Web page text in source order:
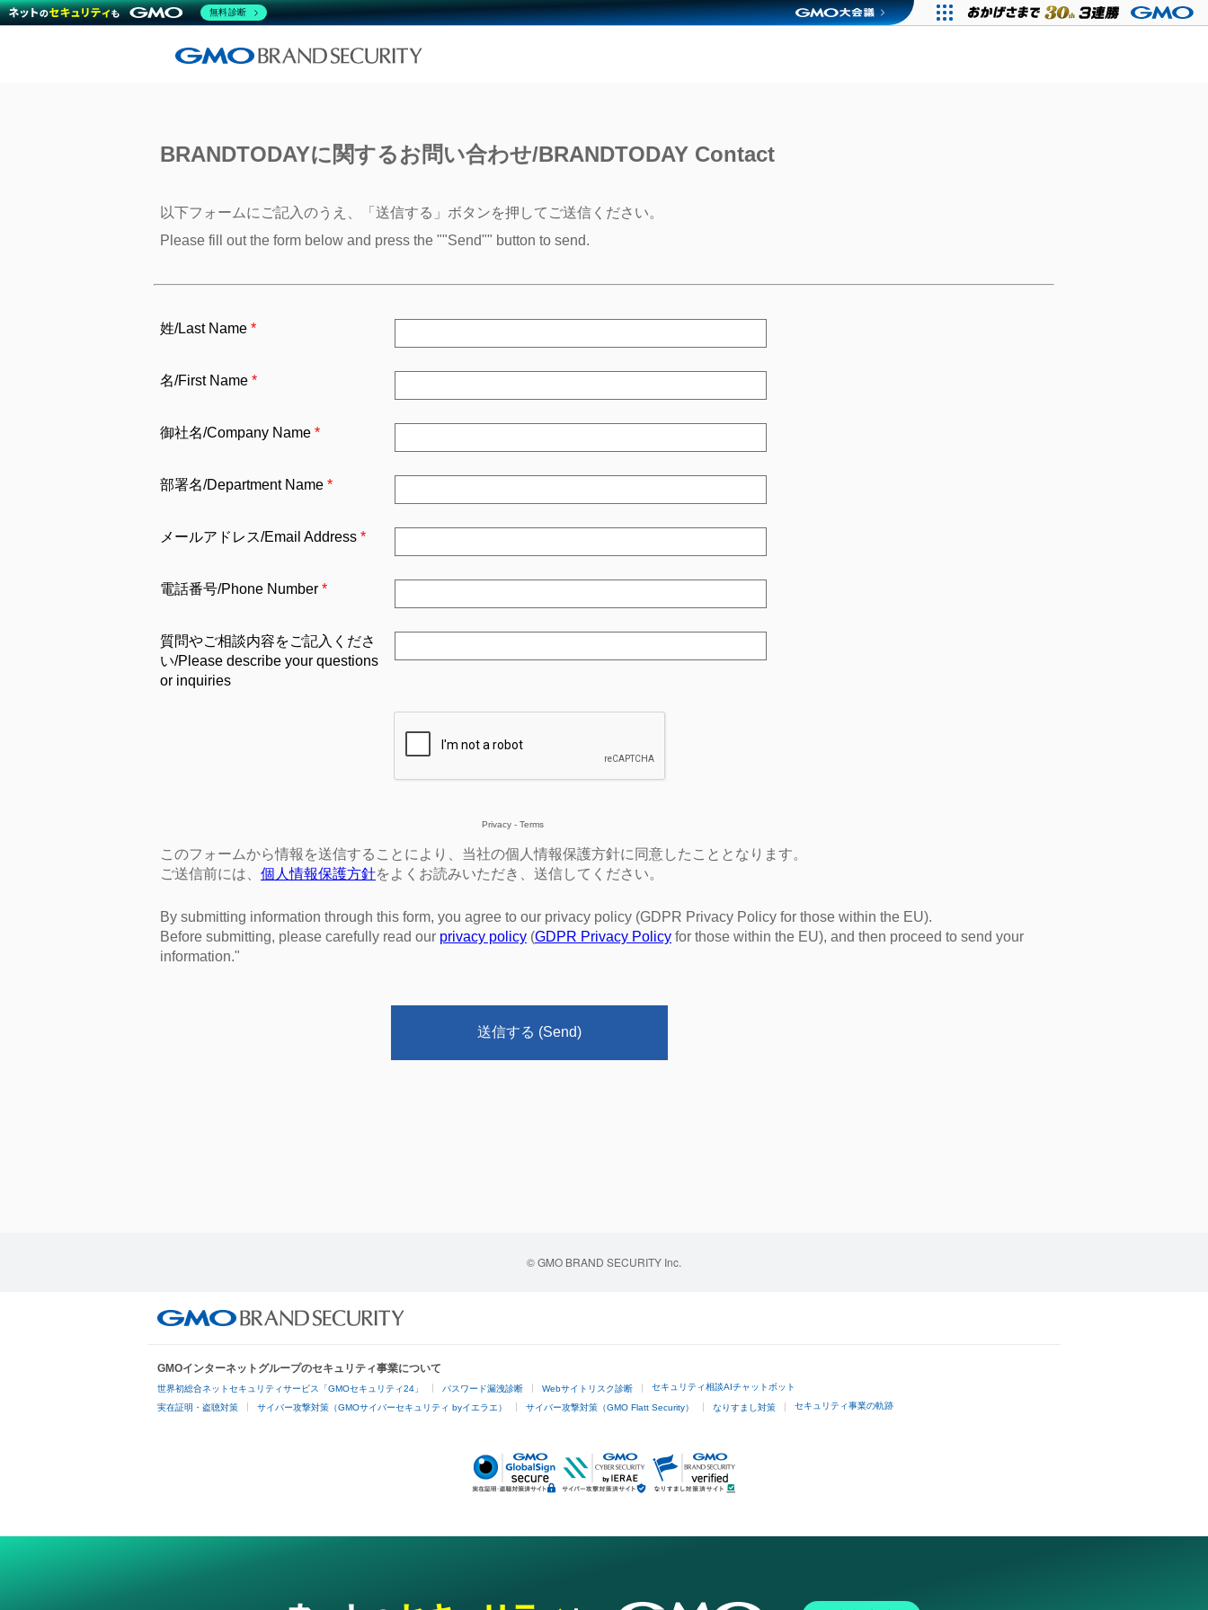
BRANDTODAYに関するお問い合わせ/BRANDTODAY Contact
以下フォームにご記入のうえ、「送信する」ボタンを押してご送信ください。
Please fill out the form below and press the ""Send"" button to send.
姓/Last Name
名/First Name
御社名/Company Name
部署名/Department Name
メールアドレス/Email Address
電話番号/Phone Number
質問やご相談内容をご記入くださ
い/Please describe your questions
or inquiries
Privacy- Terms
このフォームから情報を送信することにより、当社の個人情報保護方針に同意したこととなります。
ご送信前には、 個人情報保護方針をよくお読みいただき、送信してください。
By submitting information through this form, you agree to our privacy policy (GDPR Privacy Policy for those within the EU).
Before submitting, please carefully read our privacy policy (GDPR Privacy Policy for those within the EU), and then proceed to send your
information."
© GMO BRAND SECURITY Inc.
GMOインターネットグループのセキュリティ事業について
世界初総合ネットセキュリティサービス「GMOセキュリティ24」 パスワード漏洩診断 Webサイトリスク診断 セキュリティ相談AIチャットボット
実在証明・盗聴対策 サイバー攻撃対策（GMOサイバーセキュリティ byイエラエ） サイバー攻撃対策（GMO Flatt Security） なりすまし対策 セキュリティ事業の軌跡
無料診断